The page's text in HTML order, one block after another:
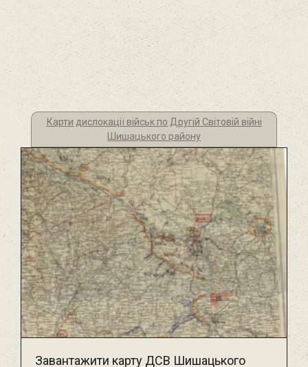
Карти дислокації військ по Другій Світовій війні
Шишацького району
Завантажити карту ДСВ Шишацького